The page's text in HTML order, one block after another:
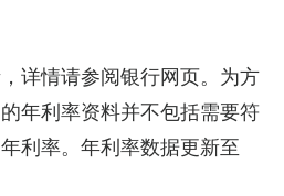
详情请参阅银行网页。为方
年利率资料并不包括需要符
利率。年利率数据更新至